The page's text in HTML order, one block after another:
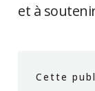
et à